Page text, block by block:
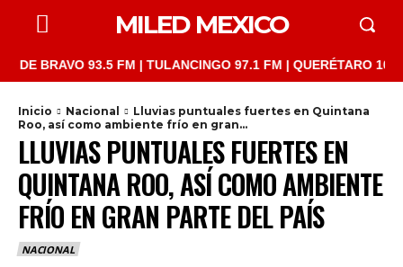
MILED MEXICO
93.5 FM | TULANCINGO 97.1 FM | QUERÉTARO 103.1
Inicio Nacional
Lluvias puntuales fuertes en Quintana
Roo, así como ambiente frío en gran...
LLUVIAS PUNTUALES FUERTES EN
QUINTANA ROO, ASÍ COMO AMBIENTE
FRÍO EN GRAN PARTE DEL PAÍS
NACIONAL